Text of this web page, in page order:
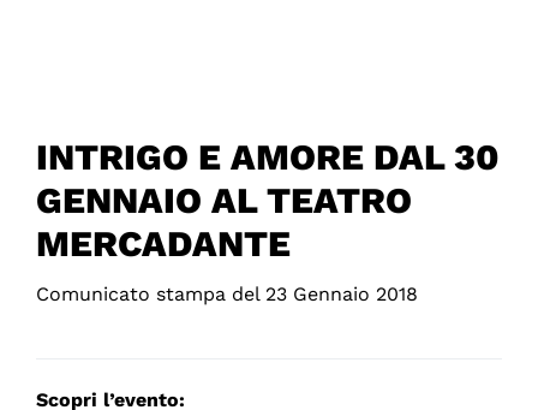
INTRIGO E AMORE DAL 30
GENNAIO AL TEATRO
MERCADANTE
Comunicato stampa del 23 Gennaio 2018
Scopri l’evento: